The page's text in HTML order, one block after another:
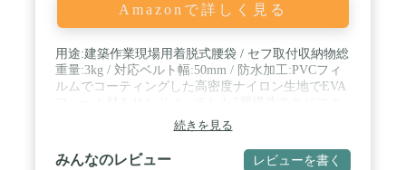
Amazonで詳しく見る
用途:建築作業現場用着脱式腰袋 / セフ取付収納物総
重量:3kg / 対応ベルト幅:50mm / 防水加工:PVCフィ
ルムでコーティングした高密度ナイロン生地でEVA
リジナル生地採用 / 換え用品:セフ後付ホルダー用ス
ライドストッパーSF-CHLDST
続きを見る
みんなのレビュー レビューを書く